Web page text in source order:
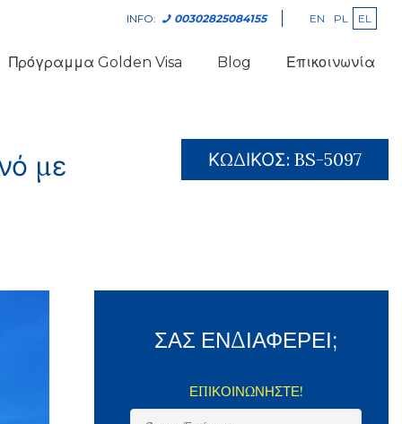
INFO: 00302825084155 EN PL EL
Πρόγραμμα Golden Visa Blog Επικοινωνία
με ΚΩΔΙΚΟΣ: BS-5097
ΣΑΣ ΕΝΔΙΑΦΕΡΕΙ;
ΕΠΙΚΟΙΝΩΝΗΣΤΕ!